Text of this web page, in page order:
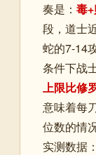
奏是： 毒
段，道士
蛇的7-14
条件下战
上限比修
意味着每
位数的情况
实测数据